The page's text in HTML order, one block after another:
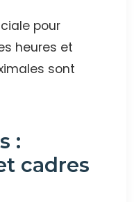
pour
heures et
sont
:
cadres